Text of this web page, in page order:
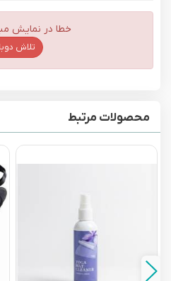
خطا در نمایش
تلاش
محصولات مرتبط